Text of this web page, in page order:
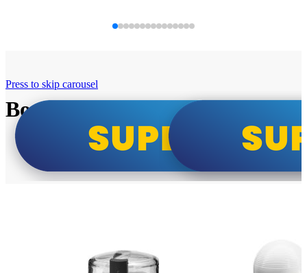
Bosch super cene
Press to skip carousel